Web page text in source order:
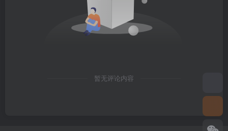
暂无评论内容